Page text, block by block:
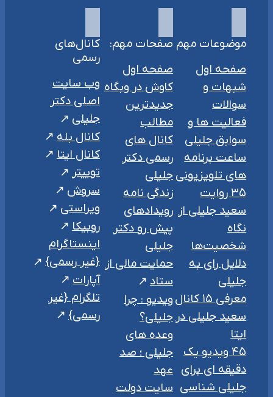
موضوعات مهم
صفحه اول
شبهات و
سوالات
فعالیت ها و
سوابق جلیلی
ساعت برنامه
های تلویزیونی
۳۵ روایت
سعید جلیلی از
نگاه
شخصیت‌ها
دلایل رای به
جلیلی
معرفی ۱۵ کانال
سعید جلیلی در
ایتا
۴۵ ویدیو یک
دقیقه ای برای
جلیلی شناسی
صفحات مهم:
صفحه اول
کاوش در وبگاه
جدیدترین
مطالب
کانال های
رسمی دکتر
جلیلی
زندگی نامه
رویدادهای
پیش رو دکتر
جلیلی
حمایت مالی از
ستاد
ویدیو : چرا
جلیلی؟
وعده های
جلیلی ؛ صد
عهد
سایت دولت
کانال‌های
رسمی
وب سایت
اصلی دکتر
جلیلی
کانال بله
کانال ایتا
توییتر
سروش
ویراستی
روبیکا
اینستاگرام
{غیر رسمی}
آپارات
تلگرام {غیر
رسمی}